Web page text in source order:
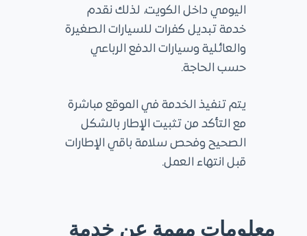
اليومي داخل الكويت، لذلك نقدم
خدمة تبديل كفرات للسيارات الصغيرة
والعائلية وسيارات الدفع الرباعي
حسب الحاجة.
يتم تنفيذ الخدمة في الموقع مباشرة
مع التأكد من تثبيت الإطار بالشكل
الصحيح وفحص سلامة باقي الإطارات
قبل انتهاء العمل.
معلومات مهمة عن خدمة